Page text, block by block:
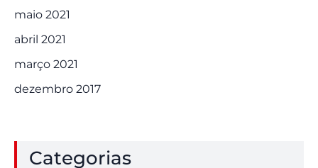
maio 2021
abril 2021
março 2021
dezembro 2017
Categorias